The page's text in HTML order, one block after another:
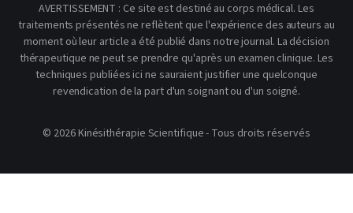
AVERTISSEMENT : Ce site est destiné au corps médical. Les
traitements présentés ne reflètent que l'expérience des auteurs au
moment où leur article a été publié dans notre journal. La décision
thérapeutique ne peut se prendre qu'après un examen clinique. Les
techniques publiées ici ne sauraient justifier une quelconque
revendication de la part d'un soignant ou d'un soigné.
© 2026 Kinésithérapie Scientifique - Tous droits réservés